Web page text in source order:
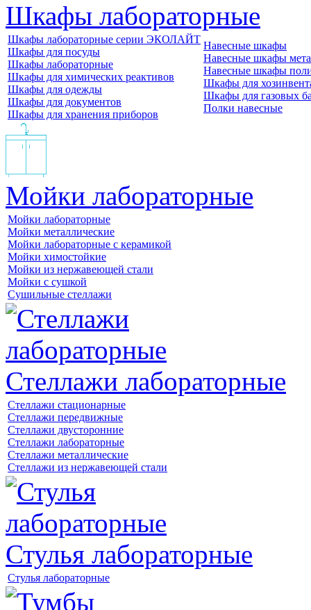
Шкафы лабораторные
Шкафы лабораторные серии ЭКОЛАЙТ
Шкафы для посуды
Шкафы лабораторные
Шкафы для химических реактивов
Шкафы для одежды
Шкафы для документов
Шкафы для хранения приборов
Навесные шкафы
Навесные шкафы
Навесные шкафы
Шкафы для
Шкафы для газовых
Полки навесные
Мойки лабораторные
Мойки лабораторные
Мойки металлические
Мойки лабораторные с керамикой
Мойки химостойкие
Мойки из нержавеющей стали
Мойки с сушкой
Сушильные стеллажи
Стеллажи лабораторные
Стеллажи стационарные
Стеллажи передвижные
Стеллажи двусторонние
Стеллажи лабораторные
Стеллажи металлические
Стеллажи из нержавеющей стали
Стулья лабораторные
Стулья лабораторные